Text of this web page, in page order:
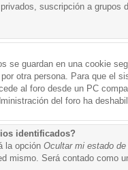
suscripción a grupos
se guardan en una cookie
otra persona. Para que el
al foro desde un PC
del foro ha
identificados?
la opción Ocultar mi estado de
mismo. Será contado como